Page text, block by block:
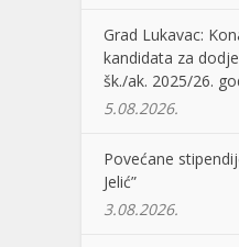
Grad Lukavac:
kandidata za
šk./ak. 2025/26.
5.08.2026.
Povećane
Jelić”
3.08.2026.